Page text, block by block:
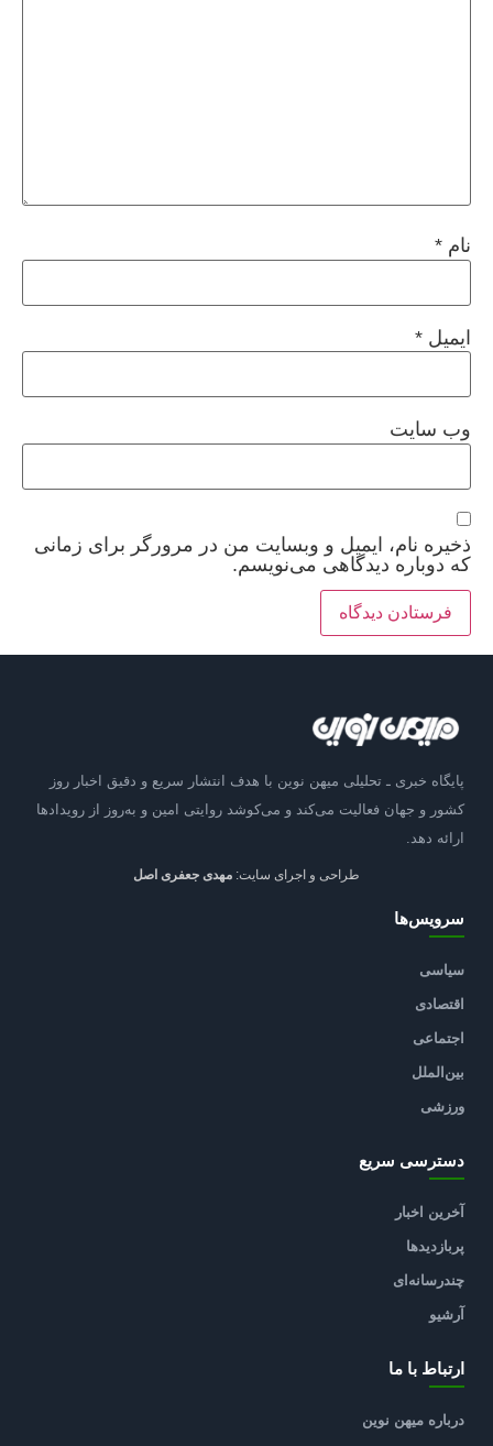
نام *
ایمیل *
وب‌ سایت
ذخیره نام، ایمیل و وبسایت من در مرورگر برای زمانی
که دوباره دیدگاهی می‌نویسم.
پایگاه خبری ـ تحلیلی میهن نوین با هدف انتشار سریع و دقیق اخبار روز
کشور و جهان فعالیت می‌کند و می‌کوشد روایتی امین و به‌روز از رویدادها
ارائه دهد.
طراحی و اجرای سایت: مهدی جعفری اصل
سرویس‌ها
سیاسی
اقتصادی
اجتماعی
بین‌الملل
ورزشی
دسترسی سریع
آخرین اخبار
پربازدیدها
چندرسانه‌ای
آرشیو
ارتباط با ما
درباره میهن نوین